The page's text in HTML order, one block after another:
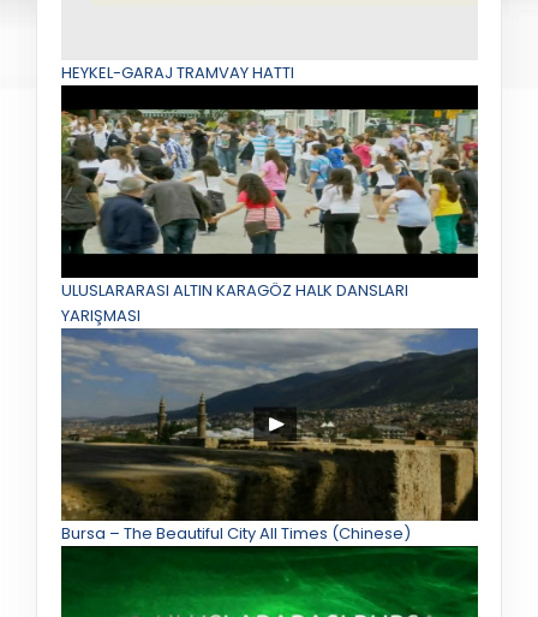
HEYKEL-GARAJ TRAMVAY HATTI
ULUSLARARASI ALTIN KARAGÖZ HALK DANSLARI
YARIŞMASI
Bursa – The Beautiful City All Times (Chinese)